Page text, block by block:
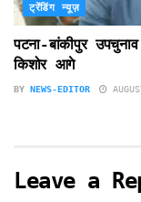
ट्रेंडिंग न्यूज़
पटना-बांकीपुर
किशोर आगे
BY NEWS-EDITOR
Leave a